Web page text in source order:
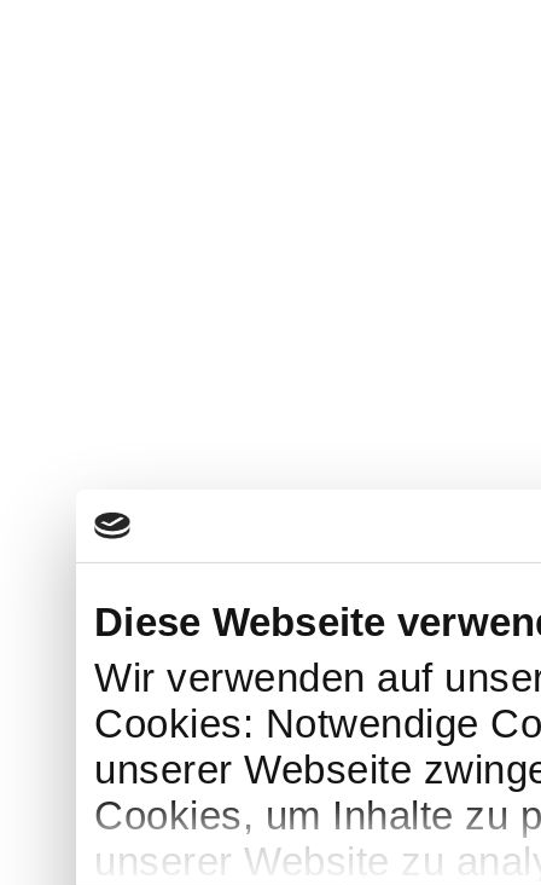
Diese Webseite
Wir verwenden auf
Cookies: Notwendige
unserer Webseite
Cookies, um Inhalte zu
unserer Website zu